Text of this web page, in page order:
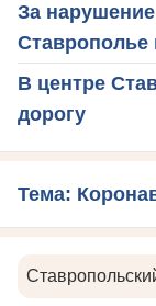
За
Ставрополье
В центре
дорогу
Тема: